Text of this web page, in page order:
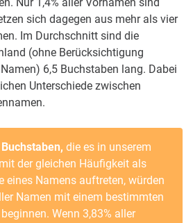
sich dagegen aus mehr als vier
Im Durchschnitt sind die
(ohne Berücksichtigung
6,5 Buchstaben lang. Dabei
Unterschiede zwischen
die es in unserem
der gleichen Häufigkeit als
eines Namens auftreten, würden
Namen mit einem bestimmten
Wenn 3,83% aller